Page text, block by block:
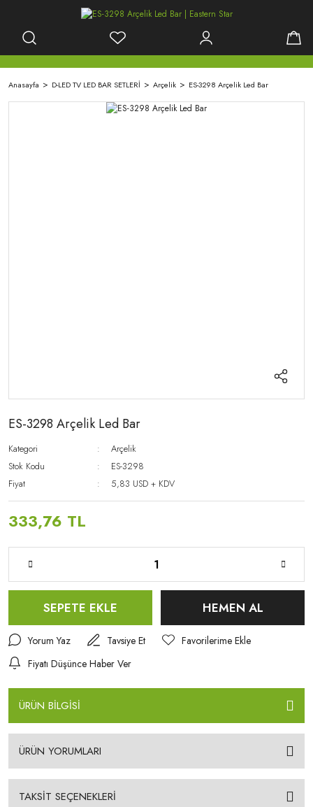
Anasayfa D-LED TV LED BAR SETLERİ Arçelik ES-3298 Arçelik Led Bar
ES-3298 Arçelik Led Bar
Kategori
Arçelik
Stok Kodu
ES-3298
Fiyat
5,83 USD + KDV
333,76 TL
SEPETE EKLE HEMEN AL
Yorum Yaz
Tavsiye Et
Fiyatı Düşünce Haber Ver
ÜRÜN BİLGİSİ
ÜRÜN YORUMLARI
TAKSİT SEÇENEKLERİ